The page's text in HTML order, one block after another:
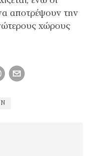
αποτρέψουν την
χώρους